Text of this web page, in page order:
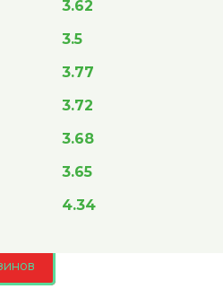
3.62
3.5
3.77
3.72
3.68
3.65
4.34